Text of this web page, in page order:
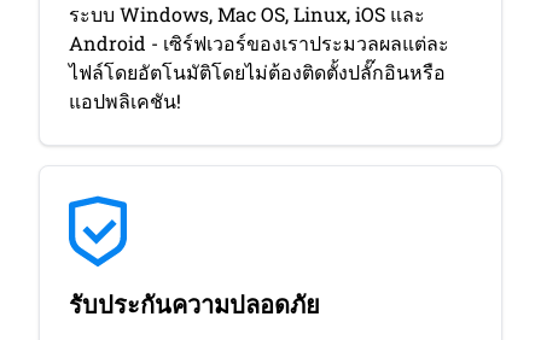
ระบบ Windows, Mac OS, Linux, iOS และ
Android - เซิร์ฟเวอร์ของเราประมวลผลแต่ละ
ไฟล์โดยอัตโนมัติโดยไม่ต้องติดตั้งปลั๊กอินหรือ
แอปพลิเคชัน!
รับประกันความปลอดภัย